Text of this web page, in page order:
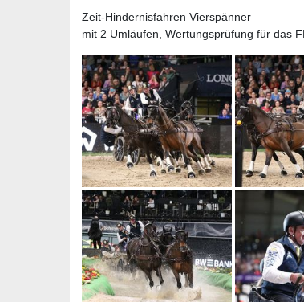
Zeit-Hindernisfahren Vierspänner
mit 2 Umläufen, Wertungsprüfung für das